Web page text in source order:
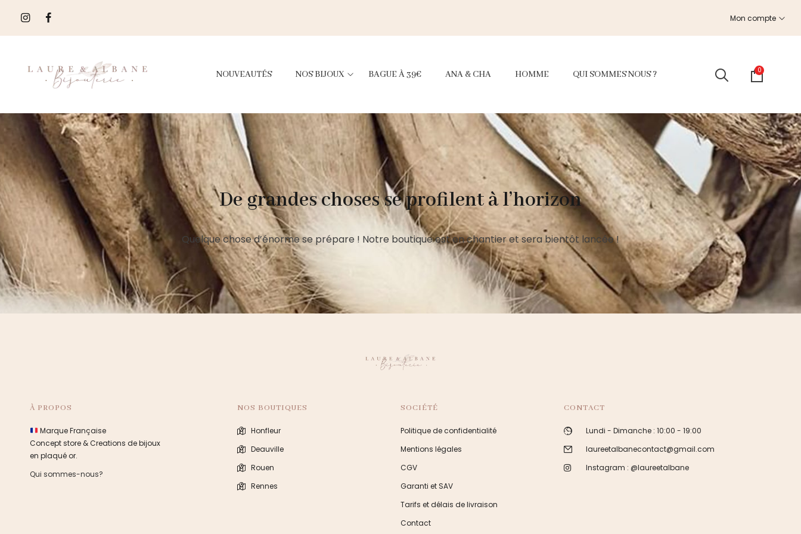
Mon compte
NOUVEAUTÉS NOS BIJOUX BAGUE À 39€ ANA & CHA HOMME QUI SOMMES NOUS ? 0
De grandes choses se profilent à l’horizon
Quelque chose d’énorme se prépare ! Notre boutique est en chantier et sera bientôt lancée !
À PROPOS
Marque Française
Concept store & Creations de bijoux
en plaqué or.
Qui sommes-nous?
NOS BOUTIQUES
Honfleur
Deauville
Rouen
Rennes
SOCIÉTÉ
Politique de confidentialité
Mentions légales
CGV
Garanti et SAV
Tarifs et délais de livraison
Contact
CONTACT
Lundi - Dimanche : 10:00 - 19:00
laureetalbanecontact@gmail.com
Instagram : @laureetalbane